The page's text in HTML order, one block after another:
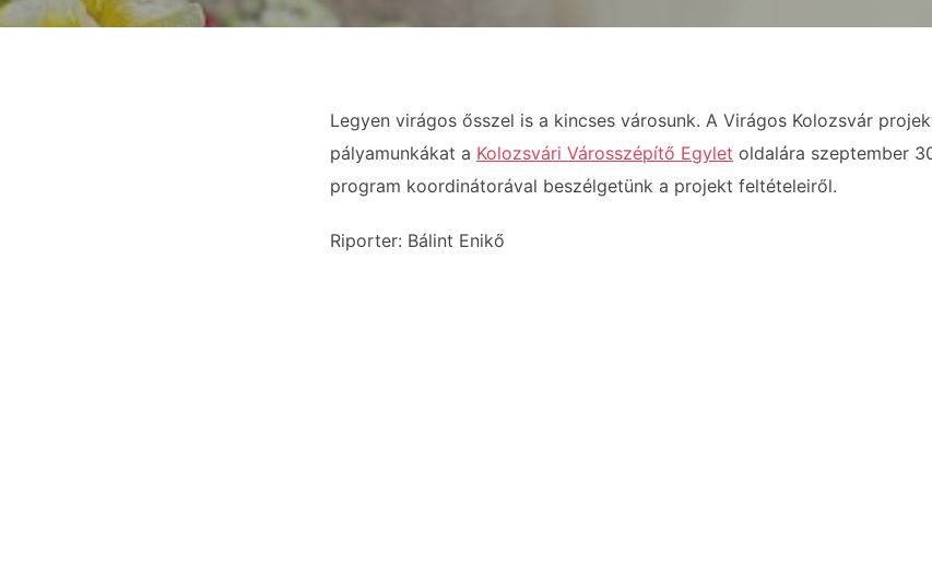
Legyen virágos ősszel is a kincses városunk. A Virágos Kolozsvár
pályamunkákat a Kolozsvári Városszépítő Egylet oldalára szeptember
program koordinátorával beszélgetünk a projekt feltételeiről.
Riporter: Bálint Enikő